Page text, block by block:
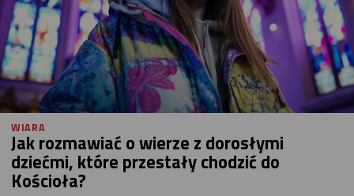
WIARA
Jak rozmawiać o wierze z dorosłymi
dziećmi, które przestały chodzić do
Kościoła?